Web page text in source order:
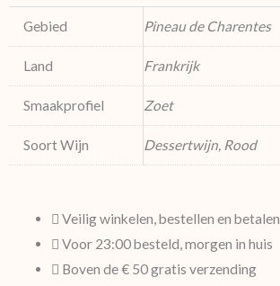
Gebied Pineau de Charentes
Land Frankrijk
Smaakprofiel Zoet
Soort Wijn Dessertwijn, Rood
Veilig winkelen, bestellen en betalen
Voor 23:00 besteld, morgen in huis
Boven de € 50 gratis verzending